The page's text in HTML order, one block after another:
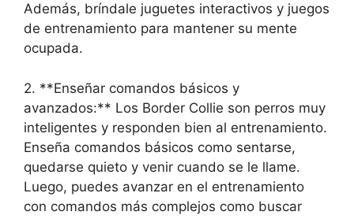
Además, bríndale juguetes interactivos y juegos
de entrenamiento para mantener su mente
ocupada.
2. **Enseñar comandos básicos y
avanzados:** Los Border Collie son perros muy
inteligentes y responden bien al entrenamiento.
Enseña comandos básicos como sentarse,
quedarse quieto y venir cuando se le llame.
Luego, puedes avanzar en el entrenamiento
con comandos más complejos como buscar